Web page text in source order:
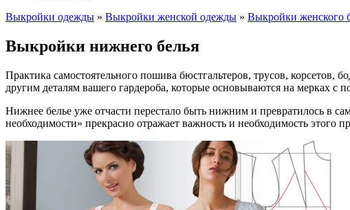
Выкройки одежды » Выкройки женской одежды » Выкройки женского
Выкройки нижнего белья
Практика самостоятельного пошива бюстгальтеров, трусов,
другим деталям вашего гардероба, которые основываются на мерках с
Нижнее белье уже отчасти перестало быть нижним и превратилось в
необходимости» прекрасно отражает важность и необходимость этого